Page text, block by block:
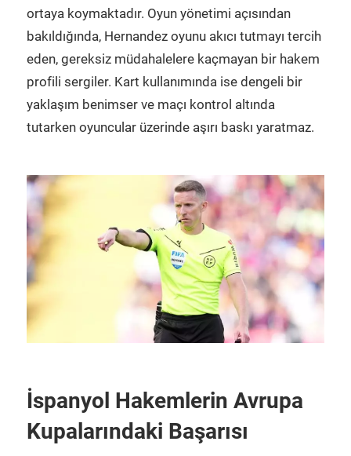
ortaya koymaktadır. Oyun yönetimi açısından
bakıldığında, Hernandez oyunu akıcı tutmayı tercih
eden, gereksiz müdahalelere kaçmayan bir hakem
profili sergiler. Kart kullanımında ise dengeli bir
yaklaşım benimser ve maçı kontrol altında
tutarken oyuncular üzerinde aşırı baskı yaratmaz.
İspanyol Hakemlerin Avrupa
Kupalarındaki Başarısı